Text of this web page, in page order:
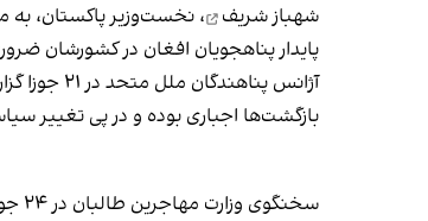
شهباز شریف
، نخست‌وزیر پاکستان، به
پایدار پناهجویان افغان در کشورشان
بازگشت‌ها اجباری بوده و در پی تغییر
سخنگوی وزارت مهاجرین طالبان در ۲۴ جوزا گفت در دو ماه گذشته بیش از ۴۹۵ هزار مهاجر افغان از پاکستان، ایران و ترکیه به کشور بازگشته‌اند.